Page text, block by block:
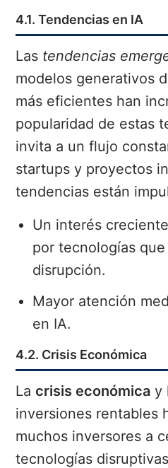
4.1. Tendencias en IA
Las tendencias
modelos generativos
más eficientes han
popularidad de estas
invita a un flujo
startups y proyectos
tendencias están
Un interés
por tecnologías
disrupción.
Mayor atención
en IA.
4.2. Crisis Económica
Lacrisis económica y
inversiones rentables
muchos inversores a
tecnologías